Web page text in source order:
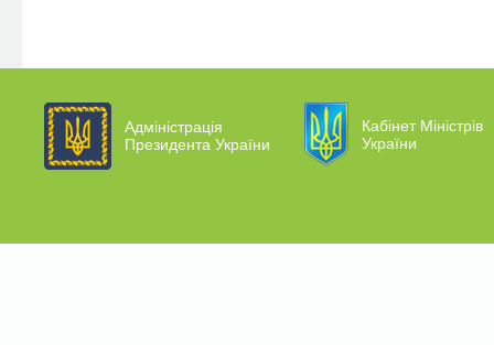
Адміністрація
Президента України
Кабінет Міністрів
України